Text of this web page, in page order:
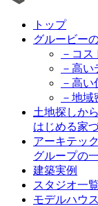
トップ
グルービー
－コス
－高い
－高い
－地域
土地探しから
はじめる家
アーキテッ
グループの
建築実例
スタジオ一覧
モデルハウス